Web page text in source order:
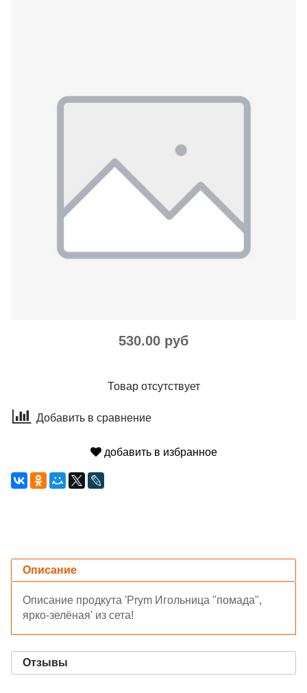
530.00 руб
Товар отсутствует
Добавить в сравнение
добавить в избранное
Описание
Описание продкута 'Prym Игольница "помада",
ярко-зелёная' из сета!
Отзывы